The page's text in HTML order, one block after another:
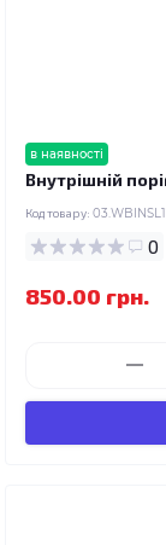
в наявності
Внутрішній
Код товару:
0
850.00 грн.